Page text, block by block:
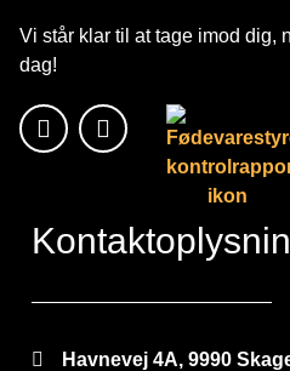
Vi står klar til at tage imod dig,
dag!
Havnevej 4A, 9990